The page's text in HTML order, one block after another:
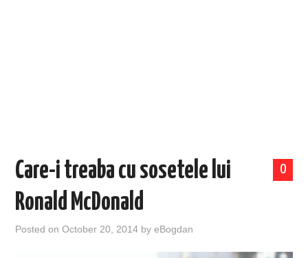
0
Care-i treaba cu sosetele lui
Ronald McDonald
Posted onOctober 20, 2014 byeBogdan